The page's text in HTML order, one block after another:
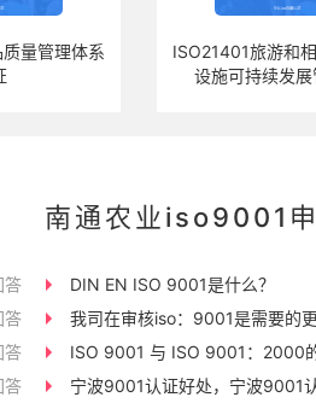
量管理体系
ISO21401旅游和
设施可持续发
南通农业iso9001
答
答
答
答
DIN EN ISO 9001是什么？
我司在审核iso：9001是需要的
怎么写？
ISO 9001 与 ISO 9001：2000
宁波9001认证好处，宁波9001